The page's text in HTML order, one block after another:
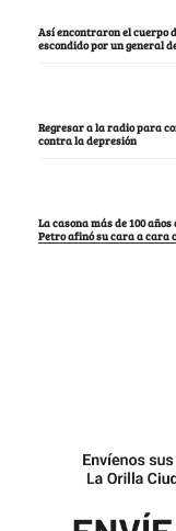
Así encontraron el cuerpo
escondido por un general
Regresar a la radio para
contra la depresión
La casona más de 100
Petro afinó su cara a cara